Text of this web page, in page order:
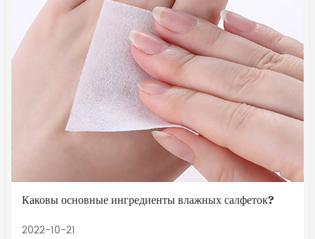
Каковы основные ингредиенты влажных салфеток?
2022-10-21